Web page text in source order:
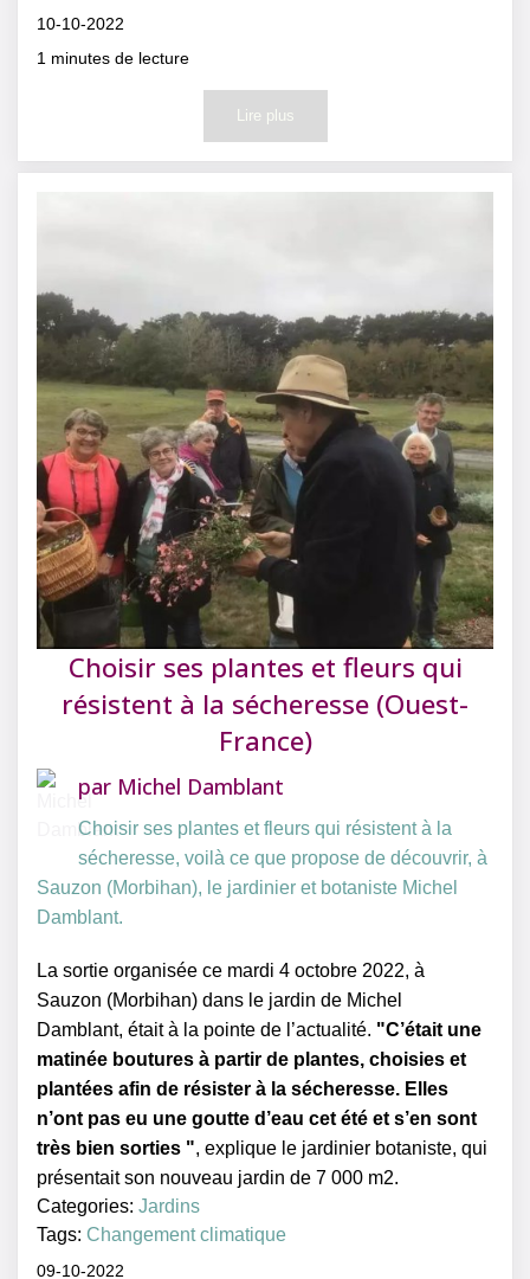
10-10-2022
1 minutes de lecture
Lire plus
Choisir ses plantes et fleurs qui
résistent à la sécheresse (Ouest-
France)
par Michel Damblant
Choisir ses plantes et fleurs qui résistent à la
sécheresse, voilà ce que propose de découvrir, à
Sauzon (Morbihan), le jardinier et botaniste Michel
Damblant.
La sortie organisée ce mardi 4 octobre 2022, à
Sauzon (Morbihan) dans le jardin de Michel
Damblant, était à la pointe de l’actualité. "C’était une
matinée boutures à partir de plantes, choisies et
plantées afin de résister à la sécheresse. Elles
n’ont pas eu une goutte d’eau cet été et s’en sont
très bien sorties ", explique le jardinier botaniste, qui
présentait son nouveau jardin de 7 000 m2.
Categories:Jardins
Tags:Changement climatique
09-10-2022